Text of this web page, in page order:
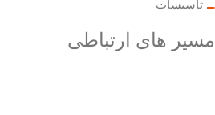
تاسیسات
مسیر های ارتباطی